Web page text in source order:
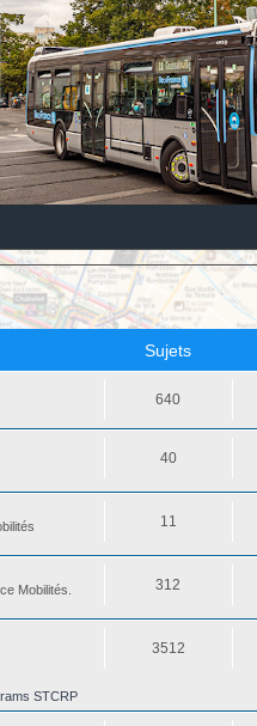
Sujets
640
40
11
Mobilités.
312
STCRP
3512